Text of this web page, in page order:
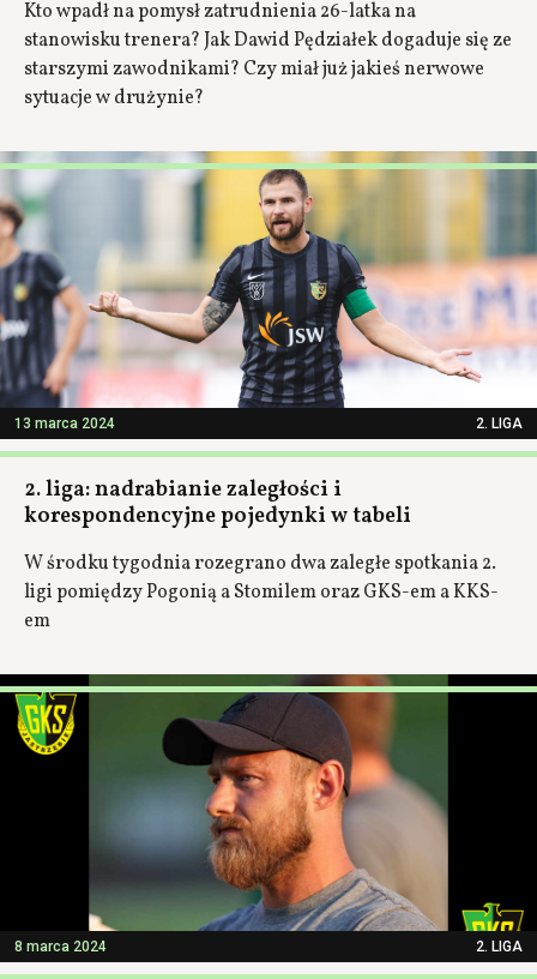
Kto wpadł na pomysł zatrudnienia 26-latka na
stanowisku trenera? Jak Dawid Pędziałek dogaduje się ze
starszymi zawodnikami? Czy miał już jakieś nerwowe
sytuacje w drużynie?
13 marca 2024 2. LIGA
2. liga: nadrabianie zaległości i
korespondencyjne pojedynki w tabeli
W środku tygodnia rozegrano dwa zaległe spotkania 2.
ligi pomiędzy Pogonią a Stomilem oraz GKS-em a KKS-
em
8 marca 2024 2. LIGA